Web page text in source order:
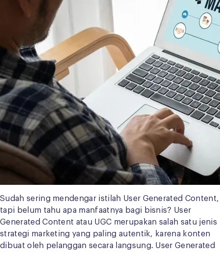
Sudah sering mendengar istilah User Generated Content,
tapi belum tahu apa manfaatnya bagi bisnis? User
Generated Content atau UGC merupakan salah satu jenis
strategi marketing yang paling autentik, karena konten
dibuat oleh pelanggan secara langsung. User Generated